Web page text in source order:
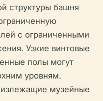
структуры башня
с ограниченными
Узкие винтовые
полы могут
уровням.
музейные